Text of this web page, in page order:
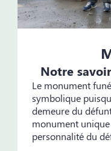
Notre
Le monument
symbolique
demeure du
monument
personnalité du